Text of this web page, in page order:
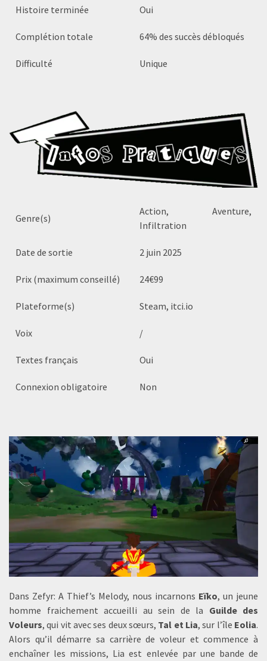
Histoire terminée Oui
Complétion totale 64% des succès débloqués
Difficulté Unique
Genre(s)
Action, Aventure,
Infiltration
Date de sortie 2 juin 2025
Prix (maximum conseillé) 24€99
Plateforme(s) Steam, itci.io
Voix /
Textes français Oui
Connexion obligatoire Non
Dans Zefyr: A Thief’s Melody, nous incarnons Eïko, un jeune
homme fraichement accueilli au sein de la Guilde des
Voleurs, qui vit avec ses deux sœurs, Tal et Lia, sur l’île Eolia.
Alors qu’il démarre sa carrière de voleur et commence à
enchaîner les missions, Lia est enlevée par une bande de